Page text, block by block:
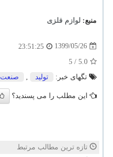
منبع: لوازم فلزی
1399/05/26
23:51:25
5.0
/ 5
تگهای خبر:
تولید , صنعت
این مطلب را می پسندید؟
تازه ترین مطالب مرتبط